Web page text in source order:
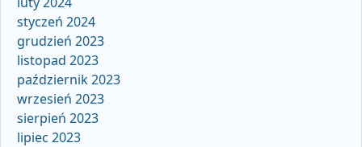
styczeń 2024
grudzień 2023
listopad 2023
październik 2023
wrzesień 2023
sierpień 2023
lipiec 2023